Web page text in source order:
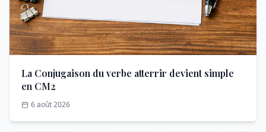
La Conjugaison du verbe atterrir devient simple
en CM2
6 août 2026